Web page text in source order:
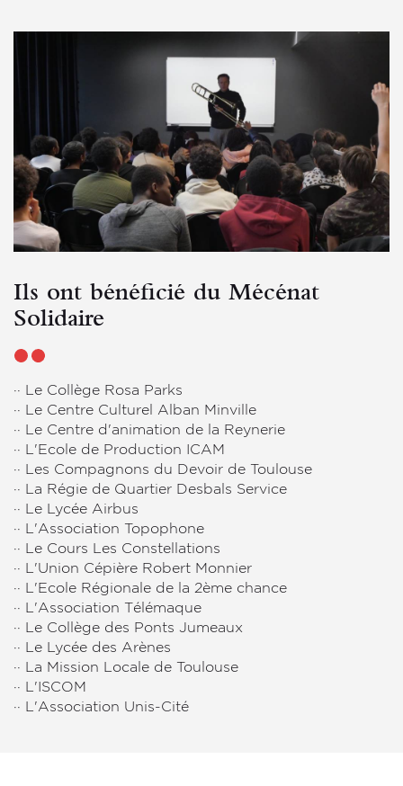
Ils ont bénéficié du Mécénat
Solidaire
·· Le Collège Rosa Parks
·· Le Centre Culturel Alban Minville
·· Le Centre d'animation de la Reynerie
·· L'Ecole de Production ICAM
·· Les Compagnons du Devoir de Toulouse
·· La Régie de Quartier Desbals Service
·· Le Lycée Airbus
·· L'Association Topophone
·· Le Cours Les Constellations
·· L'Union Cépière Robert Monnier
·· L'Ecole Régionale de la 2ème chance
·· L'Association Télémaque
·· Le Collège des Ponts Jumeaux
·· Le Lycée des Arènes
·· La Mission Locale de Toulouse
·· L'ISCOM
·· L'Association Unis-Cité